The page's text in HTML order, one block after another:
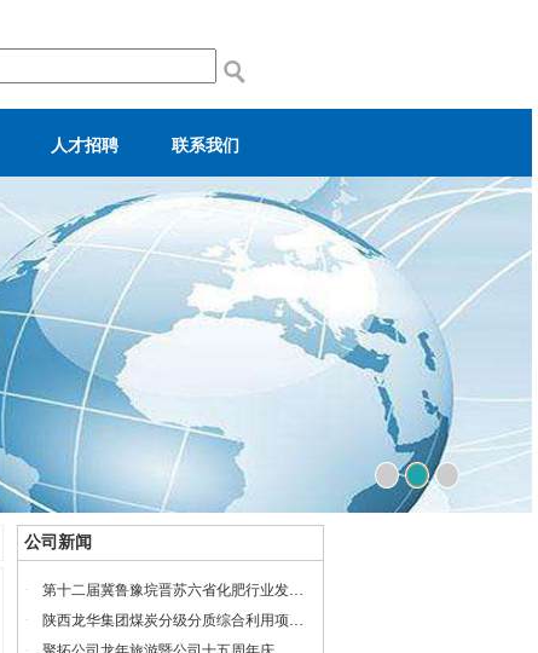
人才招聘 联系我们
联系我们
信息反馈
公司新闻
·
第十二届冀鲁豫垸晋苏六省化肥行业发展座谈会
·
陕西龙华集团煤炭分级分质综合利用项目投产仪式